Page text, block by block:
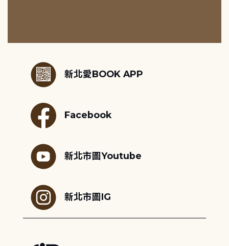
新北愛BOOK APP
Facebook
新北市圖Youtube
新北市圖IG